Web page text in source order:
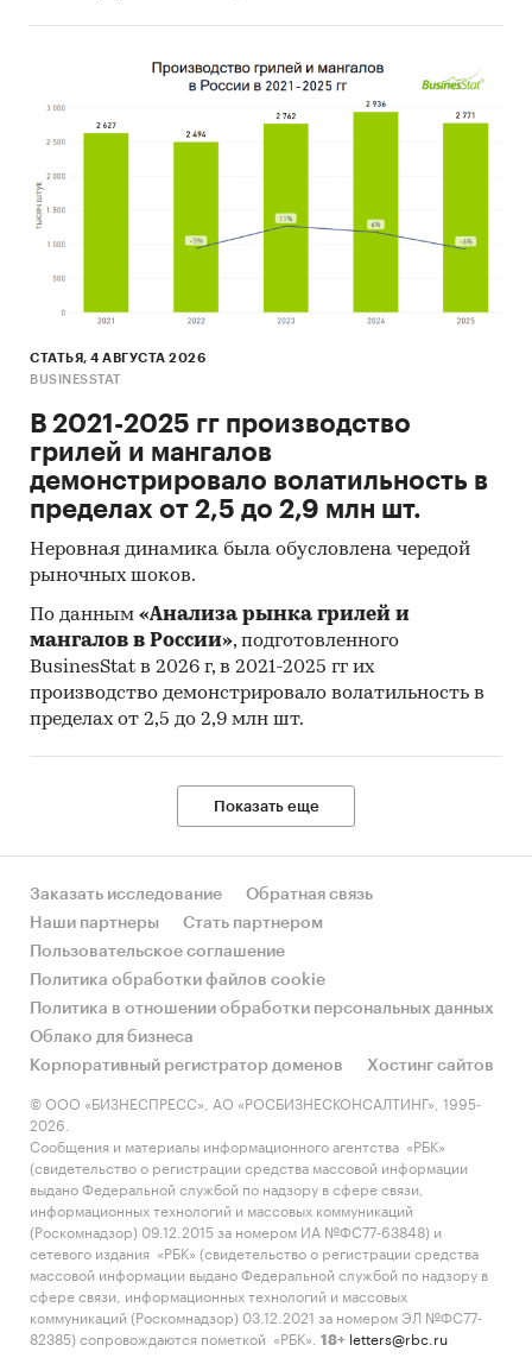
растительного масла
приходится на подсолнечное
масло -
производителями было
произведено
млн. тонн
среднегодовые цены
производителей на масло
выросли на ***% к ценам 2019
года и составили*** тыс.
тонну. Основной рост цен
пришелся на осень 2020 года, в
2021 году рост продолжился. По
данным Росстата, средняя цена
на подсолнечное масло в январе
зафиксирована на
отметке*** тыс.руб./тонна.
По данным ФТС России, из РФ за
2020 год было экспортировано
млрд. долл. США. В 2020 году
масло подсолнечное
экспортировали по
***долл. за тонну.
По данным Росстата, в 2020 году
российскими производителями
было произведено *** тыс. тонн
рапсового масла.
Среднегодовые цены на масло
рапсовое в 2020 году по РФ
выросли на ***% к ценам 2019
тонну.
По данным ФТС России, за 2020
год было экспортировано ***
тыс. тонн рапсового масла
стоимостью *** млн. долл. США.
По данным Росстата, в 2020 году
СТАТЬЯ, 4 АВГУСТА 2026
BUSINESSTAT
В 2021-2025 гг производство
грилей и мангалов
демонстрировало волатильность в
пределах от 2,5 до 2,9 млн шт.
Неровная динамика была обусловлена чередой
рыночных шоков.
По данным «Анализа рынка грилей и
мангалов в России», подготовленного
BusinesStat в 2026 г, в 2021-2025 гг их
производство демонстрировало волатильность в
пределах от 2,5 до 2,9 млн шт.
Показать еще
Заказать исследование
Обратная связь
Наши партнеры
Стать партнером
Пользовательское соглашение
Политика обработки файлов cookie
Политика в отношении обработки персональных данных
Облако для бизнеса
Корпоративный регистратор доменов
Хостинг сайтов
© ООО «БИЗНЕСПРЕСС», АО «РОСБИЗНЕСКОНСАЛТИНГ», 1995-
2026.
Сообщения и материалы информационного агентства «РБК»
(свидетельство о регистрации средства массовой информации
выдано Федеральной службой по надзору в сфере связи,
информационных технологий и массовых коммуникаций
(Роскомнадзор) 09.12.2015 за номером ИА №ФС77-63848) и
сетевого издания «РБК» (свидетельство о регистрации средства
массовой информации выдано Федеральной службой по надзору в
сфере связи, информационных технологий и массовых
коммуникаций (Роскомнадзор) 03.12.2021 за номером ЭЛ №ФС77-
82385) сопровождаются пометкой «РБК».
18+ letters@rbc.ru